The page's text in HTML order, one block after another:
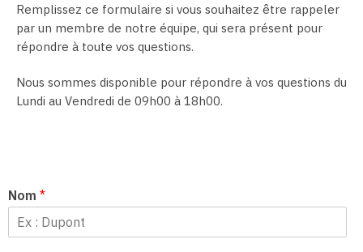
Remplissez ce formulaire si vous souhaitez être rappeler
par un membre de notre équipe, qui sera présent pour
répondre à toute vos questions.
Nous sommes disponible pour répondre à vos questions du
Lundi au Vendredi de 09h00 à 18h00.
Nom *